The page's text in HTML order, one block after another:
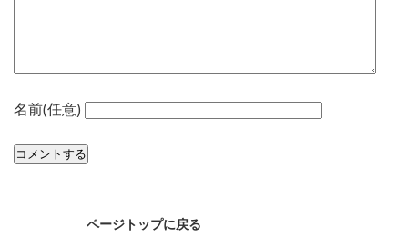
名前(任意)
ページトップに戻る